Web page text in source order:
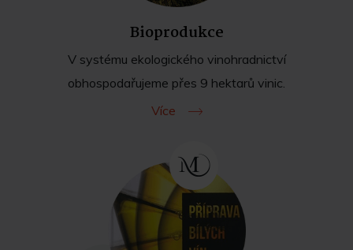
Bioprodukce
V systému ekologického vinohradnictví
obhospodařujeme přes 9 hektarů vinic.
Více